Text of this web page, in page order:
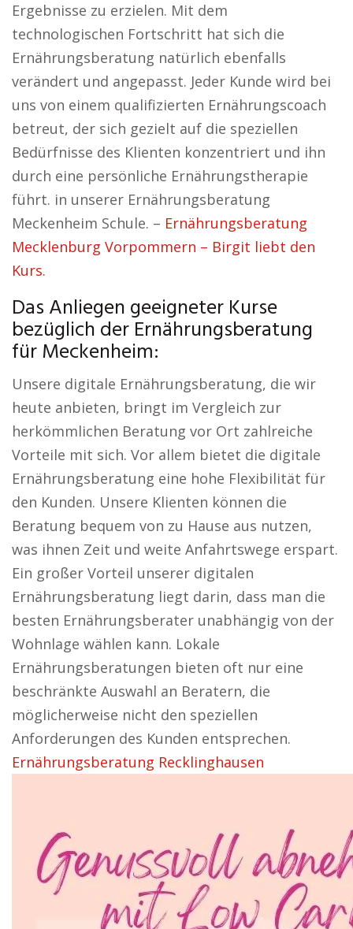
Ergebnisse zu erzielen. Mit dem
technologischen Fortschritt hat sich die
Ernährungsberatung natürlich ebenfalls
verändert und angepasst. Jeder Kunde wird bei
uns von einem qualifizierten Ernährungscoach
betreut, der sich gezielt auf die speziellen
Bedürfnisse des Klienten konzentriert und ihn
durch eine persönliche Ernährungstherapie
führt. in unserer Ernährungsberatung
Meckenheim Schule. – Ernährungsberatung
Mecklenburg Vorpommern – Birgit liebt den
Kurs.
Das Anliegen geeigneter Kurse
bezüglich der Ernährungsberatung
für Meckenheim:
Unsere digitale Ernährungsberatung, die wir
heute anbieten, bringt im Vergleich zur
herkömmlichen Beratung vor Ort zahlreiche
Vorteile mit sich. Vor allem bietet die digitale
Ernährungsberatung eine hohe Flexibilität für
den Kunden. Unsere Klienten können die
Beratung bequem von zu Hause aus nutzen,
was ihnen Zeit und weite Anfahrtswege erspart.
Ein großer Vorteil unserer digitalen
Ernährungsberatung liegt darin, dass man die
besten Ernährungsberater unabhängig von der
Wohnlage wählen kann. Lokale
Ernährungsberatungen bieten oft nur eine
beschränkte Auswahl an Beratern, die
möglicherweise nicht den speziellen
Anforderungen des Kunden entsprechen.
Ernährungsberatung Recklinghausen